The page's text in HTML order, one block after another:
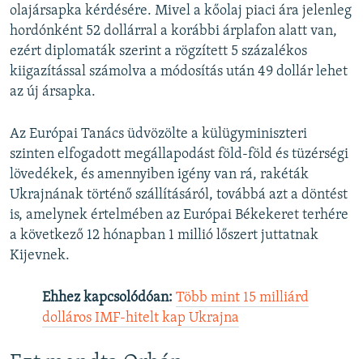
olajársapka kérdésére. Mivel a kőolaj piaci ára jelenleg
hordónként 52 dollárral a korábbi árplafon alatt van,
ezért diplomaták szerint a rögzített 5 százalékos
kiigazítással számolva a módosítás után 49 dollár lehet
az új ársapka.
Az Európai Tanács üdvözölte a külügyminiszteri
szinten elfogadott megállapodást föld-föld és tüzérségi
lövedékek, és amennyiben igény van rá, rakéták
Ukrajnának történő szállításáról, továbbá azt a döntést
is, amelynek értelmében az Európai Békekeret terhére
a következő 12 hónapban 1 millió lőszert juttatnak
Kijevnek.
Ehhez kapcsolódóan: Több mint 15 milliárd
dolláros IMF-hitelt kap Ukrajna